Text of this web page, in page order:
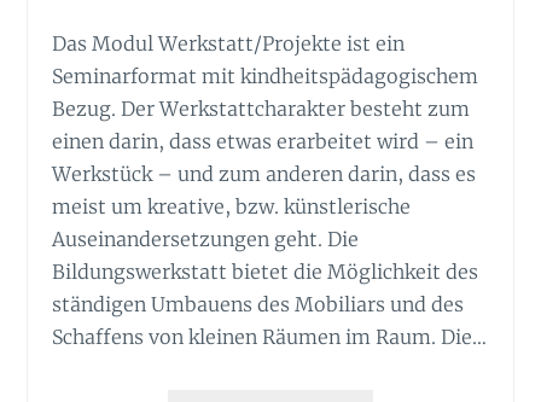
Das Modul Werkstatt/Projekte ist ein
Seminarformat mit kindheitspädagogischem
Bezug. Der Werkstattcharakter besteht zum
einen darin, dass etwas erarbeitet wird – ein
Werkstück – und zum anderen darin, dass es
meist um kreative, bzw. künstlerische
Auseinandersetzungen geht. Die
Bildungswerkstatt bietet die Möglichkeit des
ständigen Umbauens des Mobiliars und des
Schaffens von kleinen Räumen im Raum. Die…